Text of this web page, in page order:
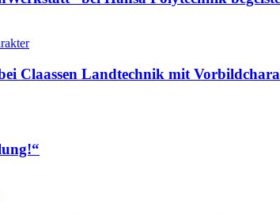
Claassen Landtechnik mit